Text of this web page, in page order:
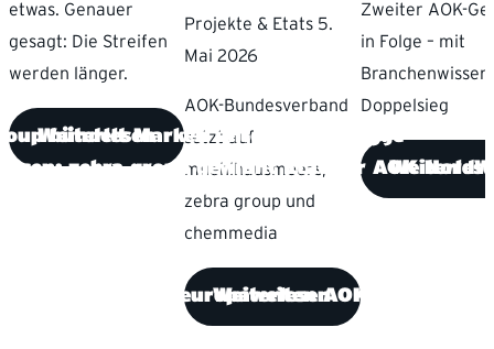
etwas. Genauer
gesagt: Die Streifen
werden länger.
Weiterlesen
bündelt Marken unter einer Flagge
Projekte & Etats 5.
Mai 2026
AOK-Bundesverband
setzt auf
muehlhausmoers,
zebra group und
chemmedia
Weiterlesen
Allianz gewinnt europaweiten AOK-Pitch um
Zweiter AOK-
in Folge – mit
Branchenwissen
Doppelsieg
zebra group gewinnt Etat der AOK